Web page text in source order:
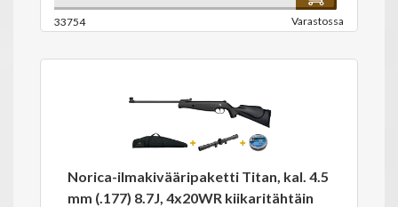
33754 Varastossa
Norica-ilmakivääripaketti Titan, kal. 4.5
mm (.177) 8.7J, 4x20WR kiikaritähtäin